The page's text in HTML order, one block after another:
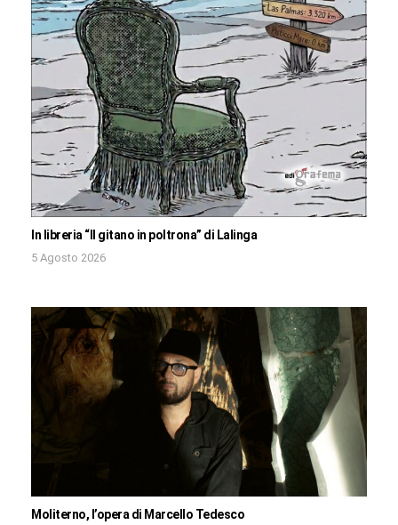
In libreria “Il gitano in poltrona” di Lalinga
5 Agosto 2026
Moliterno, l’opera di Marcello Tedesco